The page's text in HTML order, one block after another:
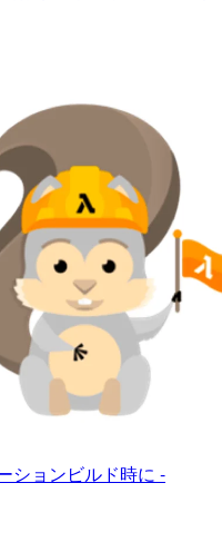
ションビルド時に -